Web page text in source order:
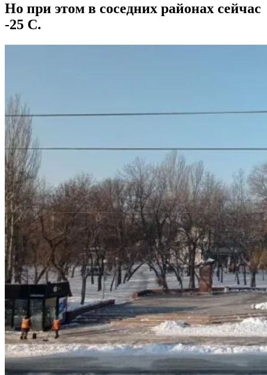
Но при этом в соседних районах сейчас
-25 С.